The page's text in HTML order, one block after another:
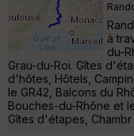
à
du-
Grau-du-Roi. Gîtes
d'hôtes, Hôtels,
le GR42, Balcons du
Bouches-du-Rhône et
Gîtes d'étapes, Chambr